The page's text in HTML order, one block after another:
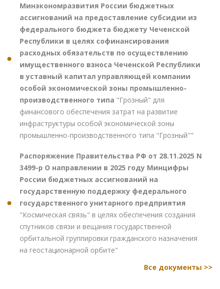
Минэкономразвития России бюджетных
ассигнований на предоставление субсидии из
федерального бюджета бюджету Чеченской
Республики в целях софинансирования
расходных обязательств по осуществлению
имущественного взноса Чеченской Республики
в уставный капитал управляющей компании
особой экономической зоны промышленно-
производственного типа "Грозный" для
финансового обеспечения затрат на развитие
инфраструктуры особой экономической зоны
промышленно-производственного типа "Грозный""
Распоряжение Правительства РФ от 28.11.2025 N
3499-р О направлении в 2025 году Минцифры
России бюджетных ассигнований на
государственную поддержку федерального
государственного унитарного предприятия
"Космическая связь" в целях обеспечения создания
спутников связи и вещания государственной
орбитальной группировки гражданского назначения
на геостационарной орбите"
Все документы >>